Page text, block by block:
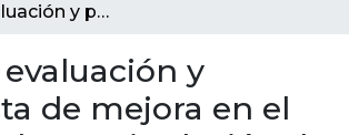
Análisis, evaluación y propuesta de mejora en el proceso de manipulación de azúcar, y diseño de indicador de rendimiento del azúcar en planta de preparación de semielaborado Postobon S.A
y
de mejora en el